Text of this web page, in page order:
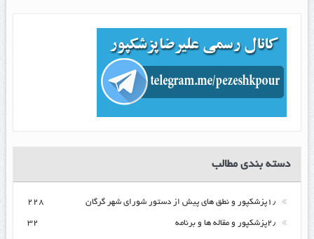
دسته بندی مطالب
۱٫پزشکپور و نطق های پیش از دستور شورای شهر گرگان ۲۲۸
۲٫پزشکپور و مقاله ها و برنامه ۳۲